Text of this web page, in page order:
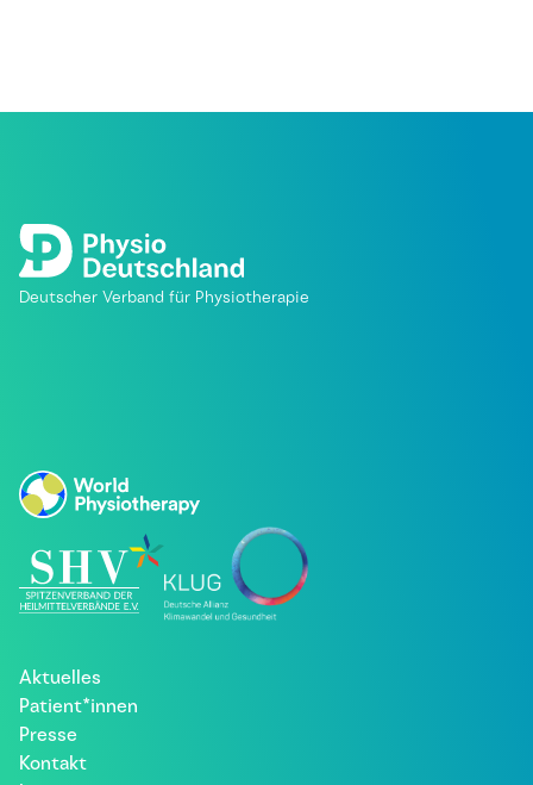
Deutscher Verband für Physiotherapie
Aktuelles
Patient*innen
Presse
Kontakt